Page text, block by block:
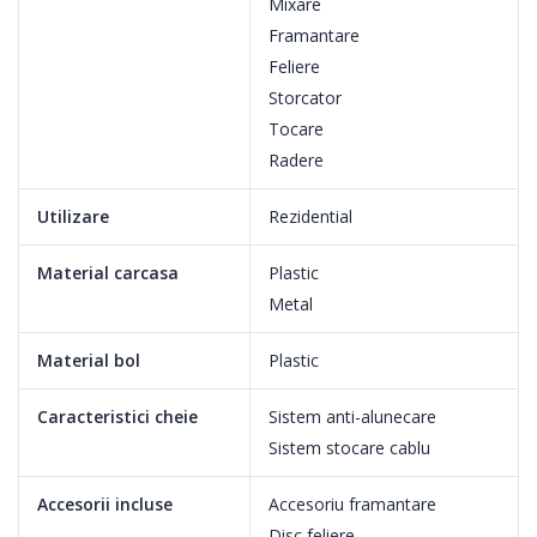
paste, tocator carne, blender si multe alte accesorii.
REZULTATE EXCELENTE
- 4 trepte de viteza si pozitie de parcare pentru indepartare
usoara teluri;
Framantare
Feliere
Storcator
Tocare
Radere
Utilizare Rezidential
Material carcasa
Plastic
Metal
Material bol Plastic
Caracteristici cheie
Sistem anti-alunecare
Sistem stocare cablu
Accesorii incluse
Accesoriu framantare